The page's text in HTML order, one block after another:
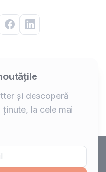
și descoperă
la cele mai